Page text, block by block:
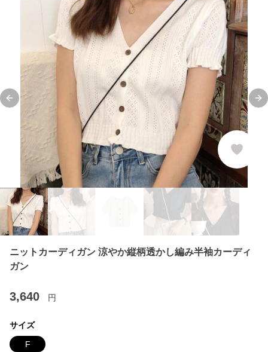
Previous slide
ニットカーディガン 涼やか縦柄透かし編み半袖カーディ
ガン
3,640 円
サイズ
F